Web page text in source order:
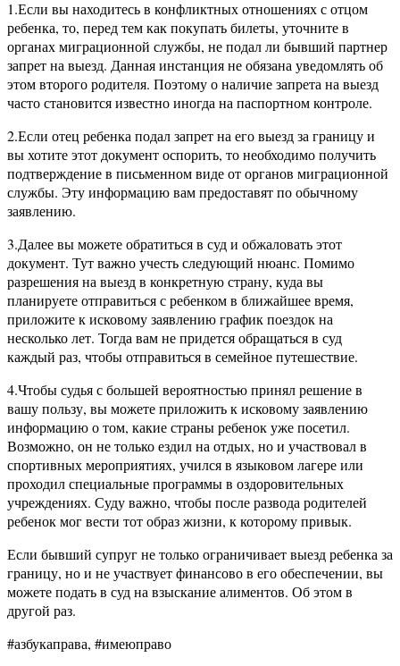
1.Если вы находитесь в конфликтных отношениях с отцом
ребенка, то, перед тем как покупать билеты, уточните в
органах миграционной службы, не подал ли бывший партнер
запрет на выезд. Данная инстанция не обязана уведомлять об
этом второго родителя. Поэтому о наличие запрета на выезд
часто становится известно иногда на паспортном контроле.
2.Если отец ребенка подал запрет на его выезд за границу и
вы хотите этот документ оспорить, то необходимо получить
подтверждение в письменном виде от органов миграционной
службы. Эту информацию вам предоставят по обычному
заявлению.
3.Далее вы можете обратиться в суд и обжаловать этот
документ. Тут важно учесть следующий нюанс. Помимо
разрешения на выезд в конкретную страну, куда вы
планируете отправиться с ребенком в ближайшее время,
приложите к исковому заявлению график поездок на
несколько лет. Тогда вам не придется обращаться в суд
каждый раз, чтобы отправиться в семейное путешествие.
4.Чтобы судья с большей вероятностью принял решение в
вашу пользу, вы можете приложить к исковому заявлению
информацию о том, какие страны ребенок уже посетил.
Возможно, он не только ездил на отдых, но и участвовал в
спортивных мероприятиях, учился в языковом лагере или
проходил специальные программы в оздоровительных
учреждениях. Суду важно, чтобы после развода родителей
ребенок мог вести тот образ жизни, к которому привык.
Если бывший супруг не только ограничивает выезд ребенка за
границу, но и не участвует финансово в его обеспечении, вы
можете подать в суд на взыскание алиментов. Об этом в
другой раз.
#азбукаправа, #имеюправо